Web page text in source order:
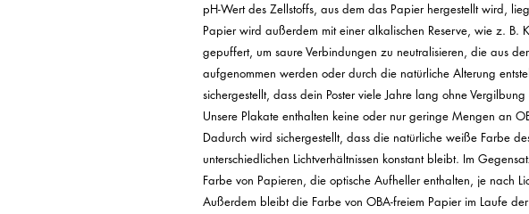
pH-Wert des Zellstoffs, aus dem das Papier hergestellt wird,
Papier wird außerdem mit einer alkalischen Reserve, wie z. B.
gepuffert, um saure Verbindungen zu neutralisieren, die aus
aufgenommen werden oder durch die natürliche Alterung
sichergestellt, dass dein Poster viele Jahre lang ohne
Unsere Plakate enthalten keine oder nur geringe Mengen an
Dadurch wird sichergestellt, dass die natürliche weiße Farbe
unterschiedlichen Lichtverhältnissen konstant bleibt. Im
Farbe von Papieren, die optische Aufheller enthalten, je nach
Außerdem bleibt die Farbe von OBA-freiem Papier im Laufe